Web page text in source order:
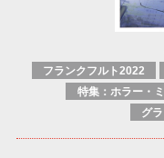
フランクフルト2022